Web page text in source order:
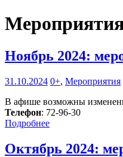
Ноябрь 2024:
31.10.2024 0+, Мероприятия
В афише возможны
Телефон: 72-96-30
Подробнее
Октябрь 2024: